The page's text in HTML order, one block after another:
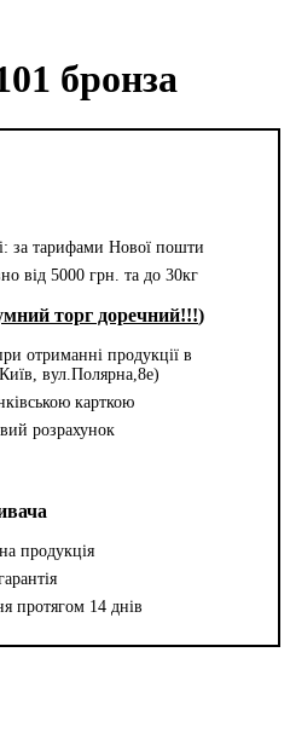
бронза
за тарифами Нової пошти
від 5000 грн. та до 30кг
торг доречний!!!)
отриманні продукції в
вул.Полярна,8е)
карткою
розрахунок
продукція
протягом 14 днів